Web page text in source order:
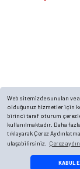
Web sitemizde sunulan ve
olduğunuz hizmetler için
birinci taraf oturum
kullanılmaktadır. Daha
tıklayarak Çerez
ulaşabilirsiniz.
Çerez
KABUL
©